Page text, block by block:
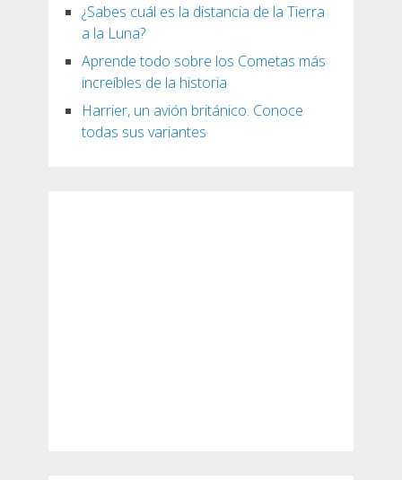
¿Sabes cuál es la distancia de la Tierra
a la Luna?
Aprende todo sobre los Cometas más
increíbles de la historia
Harrier, un avión británico. Conoce
todas sus variantes